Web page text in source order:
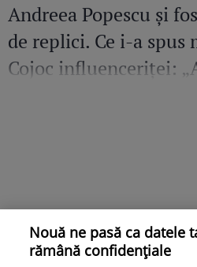
Andreea Popescu și
de replici. Ce i-a spus
Cojoc influenceriței:
Nouă ne pasă ca datele
rămână confidențiale